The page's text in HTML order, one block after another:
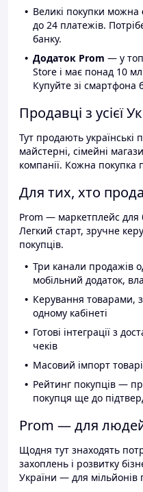
Великі покупки можна
до 24 платежів.
банку.
Додаток Prom — у
Store і має понад 10
Купуйте зі смартфона
Продавці з усієї
Тут продають українські
майстерні, сімейні
компанії. Кожна покупка
Для тих, хто
Prom — маркетплейс для
Легкий старт, зручне
покупців.
Три канали продажів
мобільний додаток,
Керування товарами,
одному кабінеті
Готові інтеграції з
чеків
Масовий імпорт
Рейтинг покупців —
покупця ще до
Prom — для людей
Щодня тут знаходять
захоплень і розвитку
України — для мільйонів